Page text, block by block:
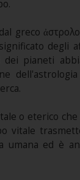
greco
degli
pianeti
o eterico che
vitale
umana ed è